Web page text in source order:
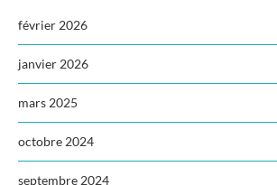
février 2026
janvier 2026
mars 2025
octobre 2024
septembre 2024